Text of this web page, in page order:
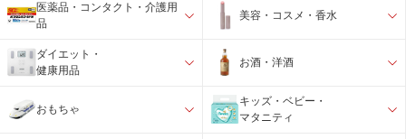
医薬品・コンタクト・介護用
品
美容・コスメ・香水
ダイエット・
健康用品
お酒・洋酒
おもちゃ
キッズ・ベビー・
マタニティ